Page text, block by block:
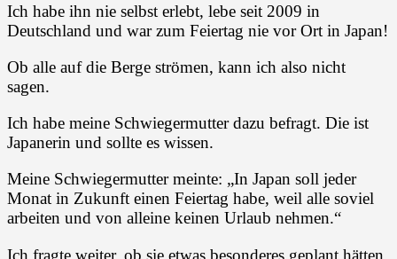
Ich habe ihn nie selbst erlebt, lebe seit 2009 in
Deutschland und war zum Feiertag nie vor Ort in Japan!
Ob alle auf die Berge strömen, kann ich also nicht
sagen.
Ich habe meine Schwiegermutter dazu befragt. Die ist
Japanerin und sollte es wissen.
Meine Schwiegermutter meinte: „In Japan soll jeder
Monat in Zukunft einen Feiertag habe, weil alle soviel
arbeiten und von alleine keinen Urlaub nehmen.“
Ich fragte weiter, ob sie etwas besonderes geplant hätten